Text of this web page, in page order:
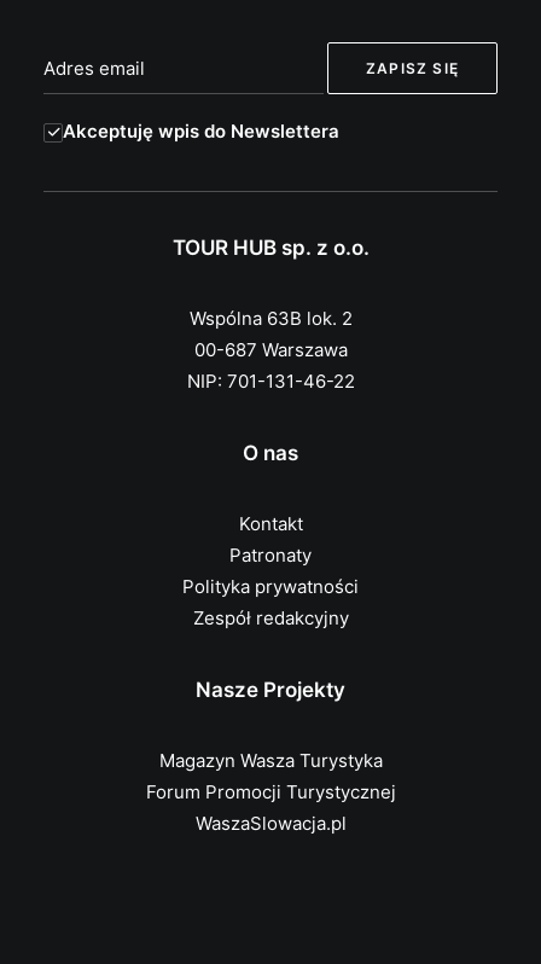
Akceptuję wpis do Newslettera
TOUR HUB sp. z o.o.
Wspólna 63B lok. 2
00-687 Warszawa
NIP: 701-131-46-22
O nas
Kontakt
Patronaty
Polityka prywatności
Zespół redakcyjny
Nasze Projekty
Magazyn Wasza Turystyka
Forum Promocji Turystycznej
WaszaSlowacja.pl